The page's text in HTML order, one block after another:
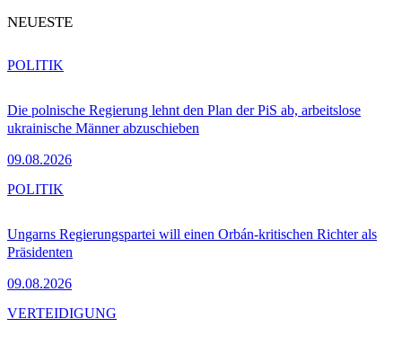
NEUESTE
Die polnische Regierung lehnt den Plan der PiS ab, arbeitslose
ukrainische Männer abzuschieben
09.08.2026
POLITIK
Ungarns Regierungspartei will einen Orbán-kritischen Richter als
Präsidenten
09.08.2026
POLITIK
VERTEIDIGUNG